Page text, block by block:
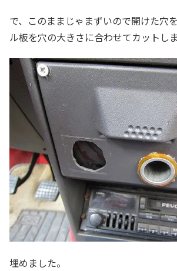
で、このままじゃまずいので開けた穴
ル板を穴の大きさに合わせてカットしま
埋めました。